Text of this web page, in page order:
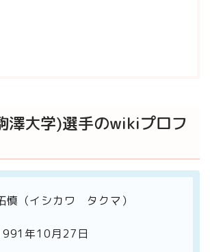
澤大学)選手のwikiプロフ
慎（イシカワ タクマ）
年10月27日